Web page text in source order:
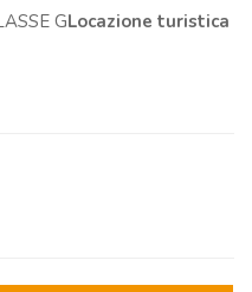
GLocazione turistica